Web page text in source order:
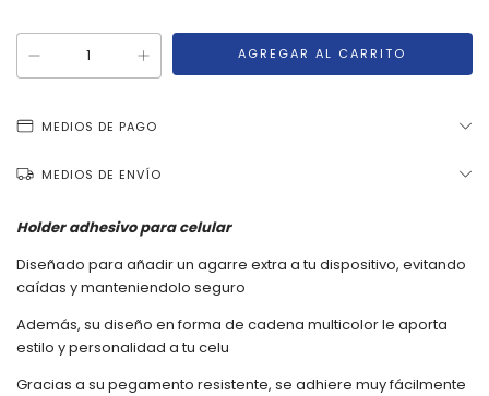
MEDIOS DE PAGO
MEDIOS DE ENVÍO
Holder adhesivo para celular
Diseñado para añadir un agarre extra a tu dispositivo, evitando
caídas y manteniendolo seguro
Además, su diseño en forma de cadena multicolor le aporta
estilo y personalidad a tu celu
Gracias a su pegamento resistente, se adhiere muy fácilmente